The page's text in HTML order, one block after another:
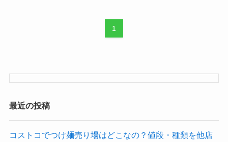
1
最近の投稿
コストコでつけ麺売り場はどこなの？値段・種類を他店